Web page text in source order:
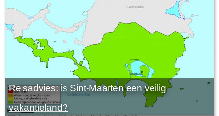
Reisadvies: is Sint-Maarten een veilig
vakantieland?